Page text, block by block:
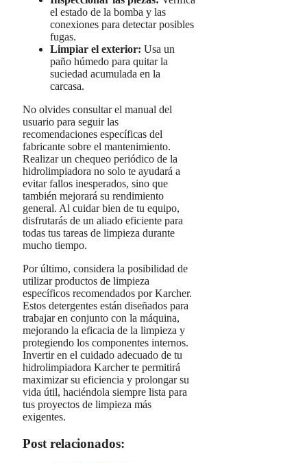
el estado de la bomba y las
conexiones para detectar posibles
fugas.
Limpiar el exterior: Usa un
paño húmedo para quitar la
suciedad acumulada en la
carcasa.
No olvides consultar el manual del
usuario para seguir las
recomendaciones específicas del
fabricante sobre el mantenimiento.
Realizar un chequeo periódico de la
hidrolimpiadora no solo te ayudará a
evitar fallos inesperados, sino que
también mejorará su rendimiento
general. Al cuidar bien de tu equipo,
disfrutarás de un aliado eficiente para
todas tus tareas de limpieza durante
mucho tiempo.
Por último, considera la posibilidad de
utilizar productos de limpieza
específicos recomendados por Karcher.
Estos detergentes están diseñados para
trabajar en conjunto con la máquina,
mejorando la eficacia de la limpieza y
protegiendo los componentes internos.
Invertir en el cuidado adecuado de tu
hidrolimpiadora Karcher te permitirá
maximizar su eficiencia y prolongar su
vida útil, haciéndola siempre lista para
tus proyectos de limpieza más
exigentes.
Post relacionados: